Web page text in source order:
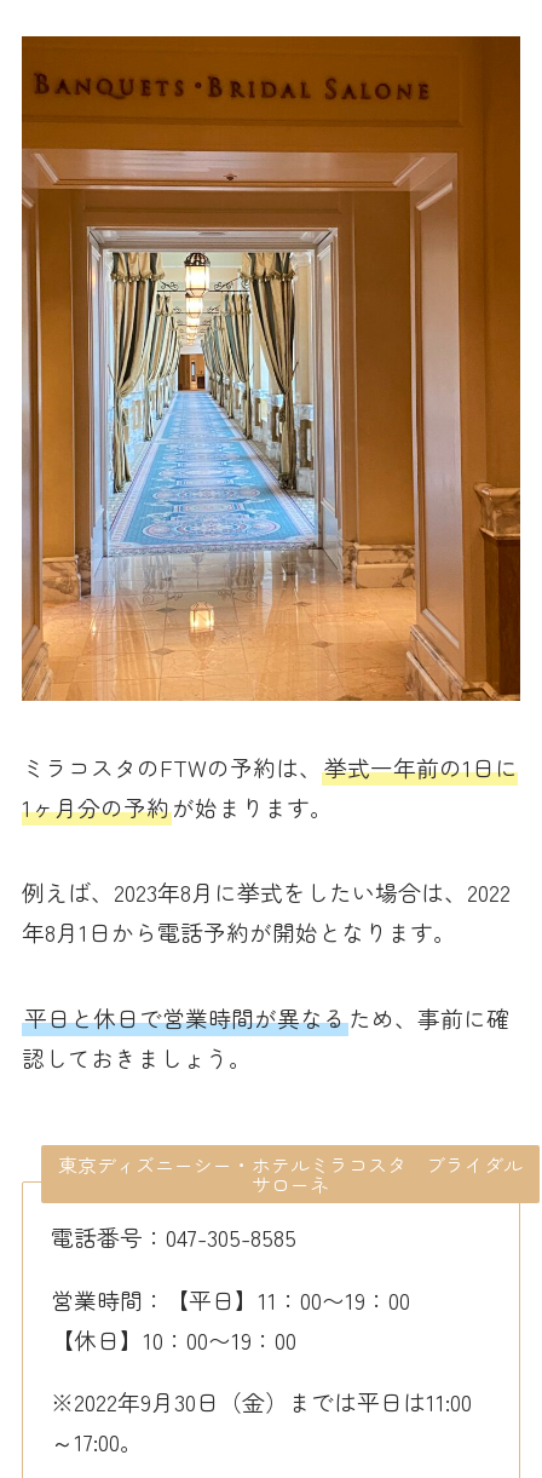
ミラコスタのFTWの予約は、 挙式一年前の1日に
1ヶ月分の予約が始まります。
例えば、2023年8月に挙式をしたい場合は、2022
年8月1日から電話予約が開始となります。
平日と休日で営業時間が異なるため、事前に確
認しておきましょう。
東京ディズニーシー・ホテルミラコスタ ブライダル
サローネ
電話番号：047-305-8585
営業時間：【平日】11：00〜19：00
【休日】10：00〜19：00
※2022年9月30日（金）までは平日は11:00
～17:00。